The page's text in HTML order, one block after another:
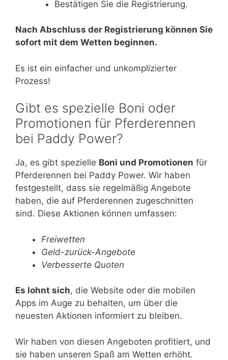
Bestätigen Sie die Registrierung.
Nach Abschluss der Registrierung können Sie
sofort mit dem Wetten beginnen.
Es ist ein einfacher und unkomplizierter
Prozess!
Gibt es spezielle Boni oder
Promotionen für Pferderennen
bei Paddy Power?
Ja, es gibt spezielle Boni und Promotionen für
Pferderennen bei Paddy Power. Wir haben
festgestellt, dass sie regelmäßig Angebote
haben, die auf Pferderennen zugeschnitten
sind. Diese Aktionen können umfassen:
Freiwetten
Geld-zurück-Angebote
Verbesserte Quoten
Es lohnt sich, die Website oder die mobilen
Apps im Auge zu behalten, um über die
neuesten Aktionen informiert zu bleiben.
Wir haben von diesen Angeboten profitiert, und
sie haben unseren Spaß am Wetten erhöht.